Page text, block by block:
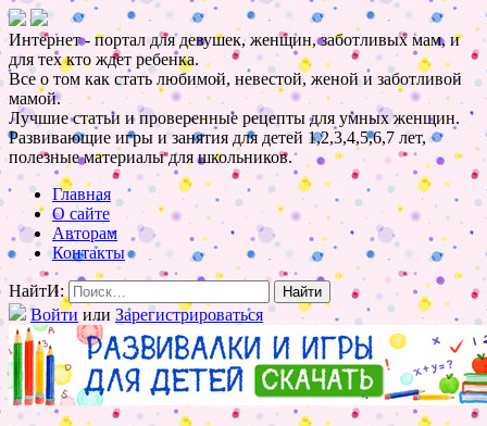
Интернет - портал для девушек, женщин, заботливых мам, и
для тех кто ждет ребенка.
Все о том как стать любимой, невестой, женой и заботливой
мамой.
Лучшие статьи и проверенные рецепты для умных женщин.
Развивающие игры и занятия для детей 1,2,3,4,5,6,7 лет,
полезные материалы для школьников.
Главная
О сайте
Авторам
Контакты
НайтИ:
Войти или Зарегистрироваться